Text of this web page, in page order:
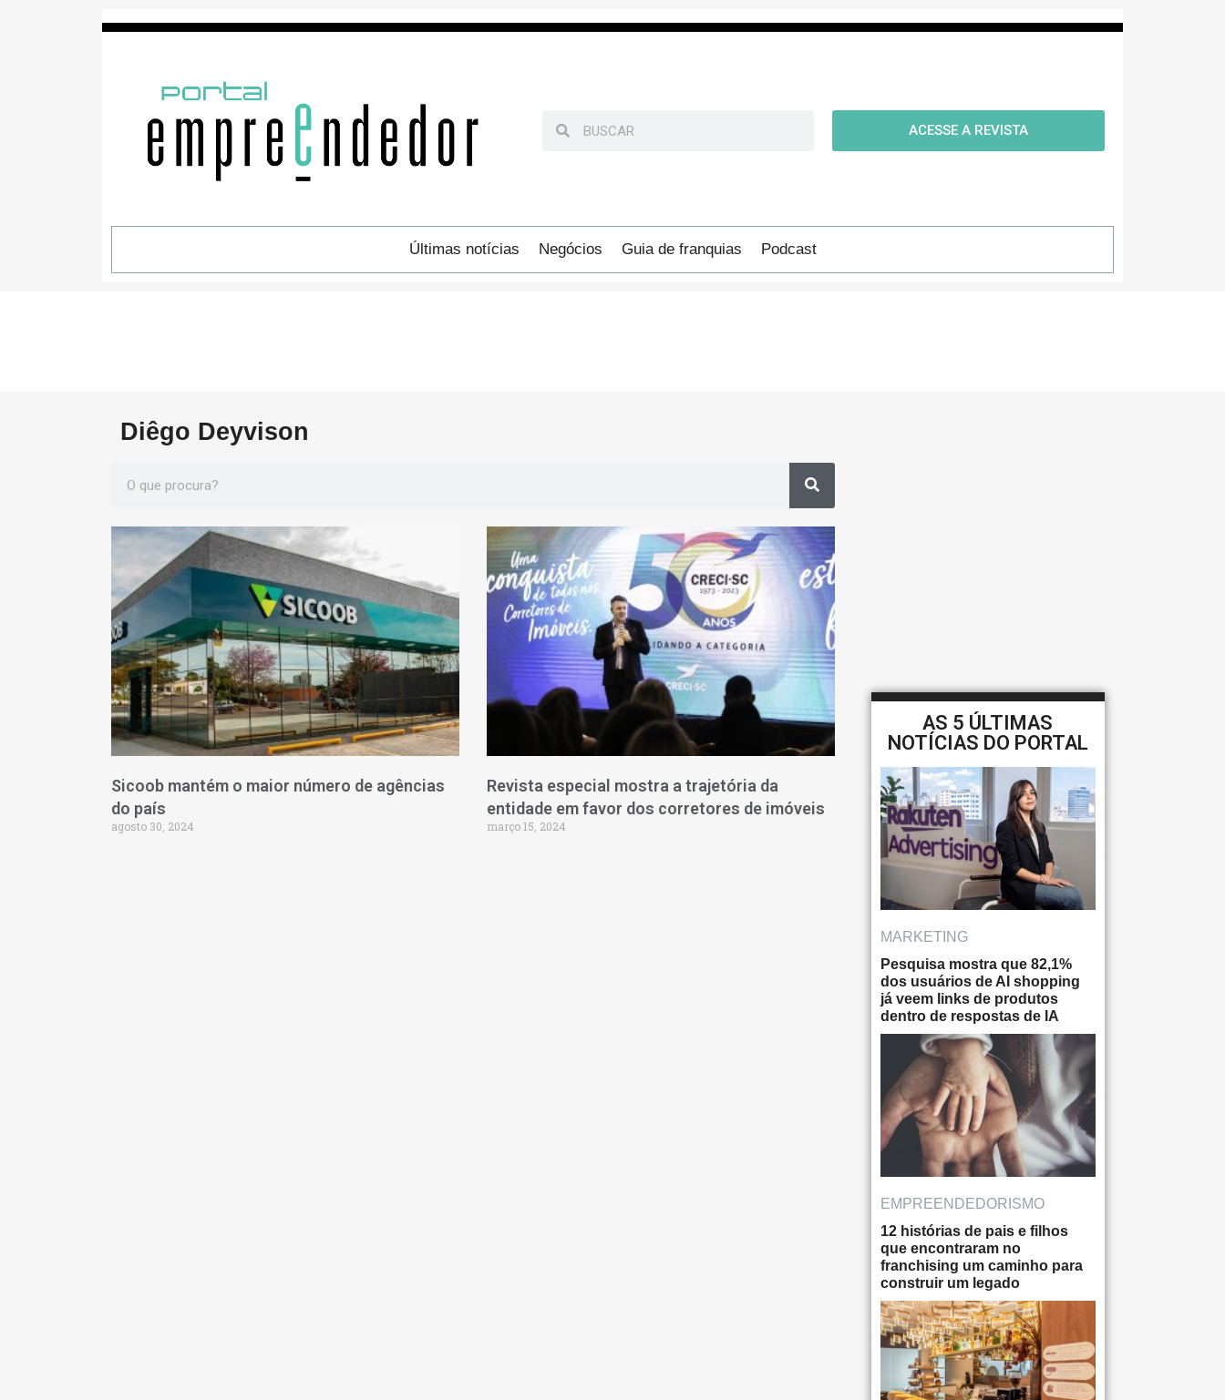
ACESSE A REVISTA
Últimas notícias Negócios Guia de franquias Podcast
Diêgo Deyvison
Sicoob mantém o maior número de agências
do país
agosto 30, 2024
Revista especial mostra a trajetória da
entidade em favor dos corretores de imóveis
março 15, 2024
AS 5 ÚLTIMAS
NOTÍCIAS DO PORTAL
MARKETING
Pesquisa mostra que 82,1%
dos usuários de AI shopping
já veem links de produtos
dentro de respostas de IA
EMPREENDEDORISMO
12 histórias de pais e filhos
que encontraram no
franchising um caminho para
construir um legado